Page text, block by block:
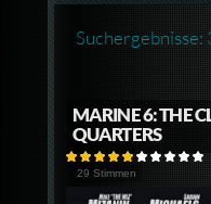
Suchergebnisse:
MARINE 6: THE
QUARTERS
29 Stimmen